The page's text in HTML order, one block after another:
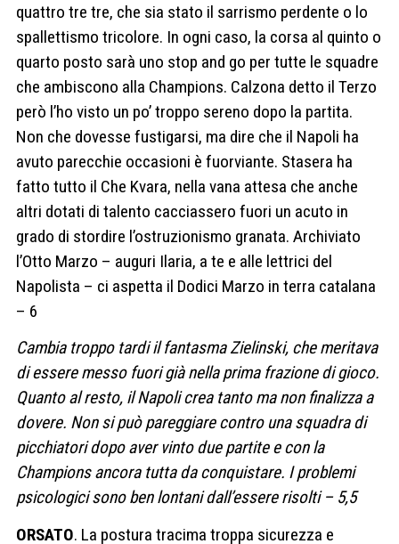
quattro tre tre, che sia stato il sarrismo perdente o lo
spallettismo tricolore. In ogni caso, la corsa al quinto o
quarto posto sarà uno stop and go per tutte le squadre
che ambiscono alla Champions. Calzona detto il Terzo
però l’ho visto un po’ troppo sereno dopo la partita.
Non che dovesse fustigarsi, ma dire che il Napoli ha
avuto parecchie occasioni è fuorviante. Stasera ha
fatto tutto il Che Kvara, nella vana attesa che anche
altri dotati di talento cacciassero fuori un acuto in
grado di stordire l’ostruzionismo granata. Archiviato
l’Otto Marzo – auguri Ilaria, a te e alle lettrici del
Napolista – ci aspetta il Dodici Marzo in terra catalana
– 6
Cambia troppo tardi il fantasma Zielinski, che meritava
di essere messo fuori già nella prima frazione di gioco.
Quanto al resto, il Napoli crea tanto ma non finalizza a
dovere. Non si può pareggiare contro una squadra di
picchiatori dopo aver vinto due partite e con la
Champions ancora tutta da conquistare. I problemi
psicologici sono ben lontani dall’essere risolti – 5,5
ORSATO. La postura tracima troppa sicurezza e